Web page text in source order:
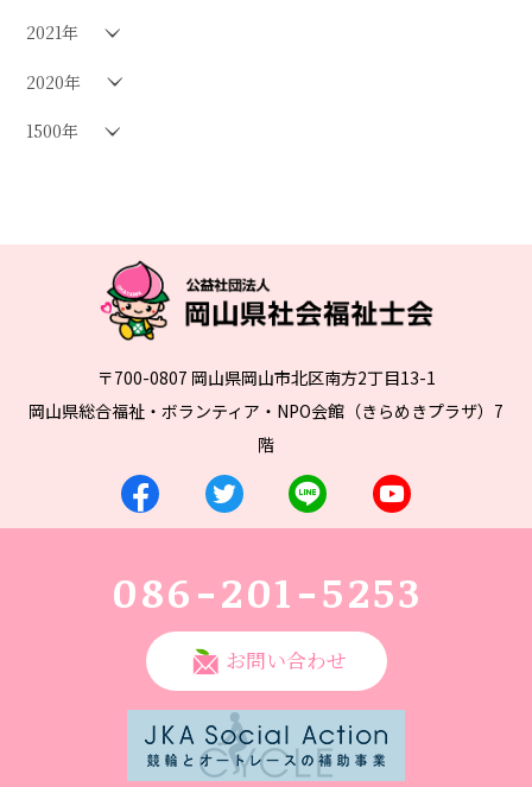
2021年
2020年
1500年
〒700-0807 岡山県岡山市北区南方2丁目13-1
岡山県総合福祉・ボランティア・NPO会館（きらめきプラザ）7
階
086-201-5253
お問い合わせ